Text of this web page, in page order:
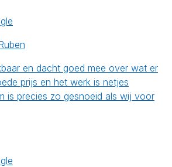
en dacht goed mee over wat er
prijs en het werk is netjes
is precies zo gesnoeid als wij voor